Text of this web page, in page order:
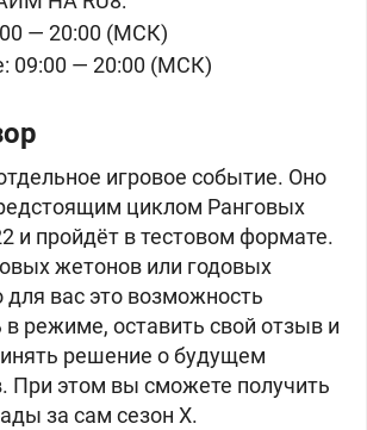
— 20:00 (МСК)
09:00 — 20:00 (МСК)
игровое событие. Оно
циклом Ранговых
и пройдёт в тестовом формате.
жетонов или годовых
для вас это возможность
в режиме, оставить свой отзыв и
решение о будущем
При этом вы сможете получить
за сам сезон X.